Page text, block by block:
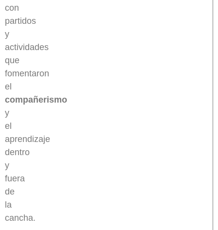
con
partidos
y
actividades
que
fomentaron
el
compañerismo
y
el
aprendizaje
dentro
y
fuera
de
la
cancha.